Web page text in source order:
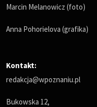
Marcin Melanowicz (foto)
Anna Pohorielova (grafika)
Kontakt:
redakcja@wpoznaniu.pl
Bukowska 12,